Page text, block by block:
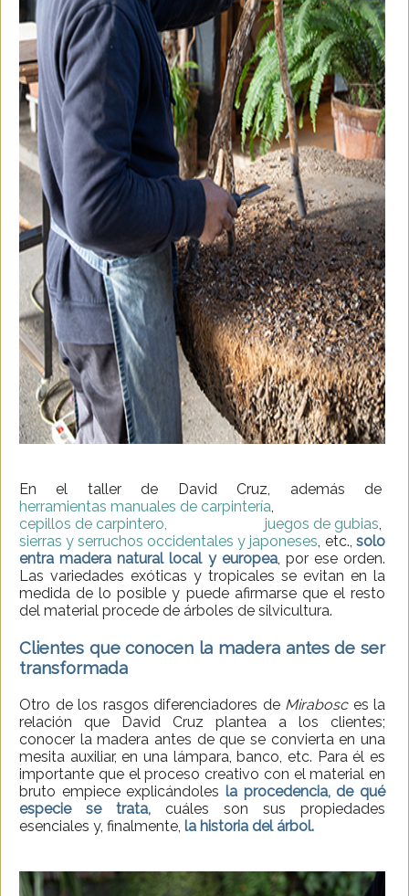
En el taller de David Cruz, además de
herramientas manuales de carpintería,
cepillos de carpintero,
juegos de gubias,
sierras y serruchos occidentales y japoneses, etc., solo
entra madera natural local y europea, por ese orden.
Las variedades exóticas y tropicales se evitan en la
medida de lo posible y puede afirmarse que el resto
del material procede de árboles de silvicultura.
Clientes que conocen la madera antes de ser
transformada
Otro de los rasgos diferenciadores de Mirabosces la
relación que David Cruz plantea a los clientes;
conocer la madera antes de que se convierta en una
mesita auxiliar, en una lámpara, banco, etc. Para él es
importante que el proceso creativo con el material en
bruto empiece explicándoles la procedencia, de qué
especie se trata, cuáles son sus propiedades
esenciales y, finalmente, la historia del árbol.